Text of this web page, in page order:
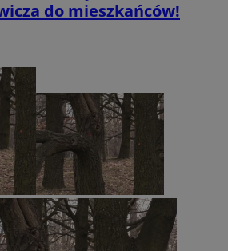
do mieszkańców!